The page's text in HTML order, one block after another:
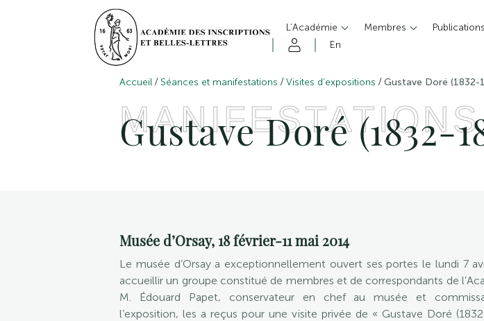
L’Académie Membres Publications
En
Accueil / Séances et manifestations /Visites d’expositions /Gustave Doré (1832-
MANIFESTATIONS
Gustave Doré (1832-
Musée d’Orsay, 18 février-11 mai 2014
Le musée d’Orsay a exceptionnellement ouvert ses portes le lundi 7
accueillir un groupe constitué de membres et de correspondants de
M. Édouard Papet, conservateur en chef au musée et
l’exposition, les a reçus pour une visite privée de « Gustave Doré